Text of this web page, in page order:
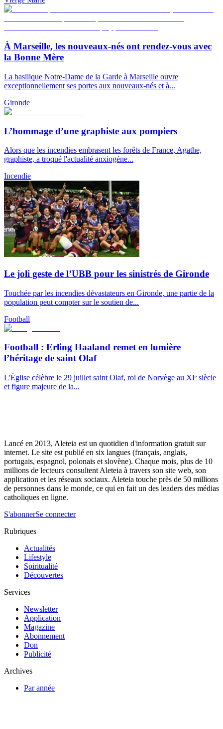
À Marseille, les nouveaux-nés ont rendez-vous avec
la Bonne Mère
La basilique Notre-Dame de la Garde à Marseille ouvre
exceptionnellement ses portes aux nouveaux-nés et à...
Gironde
L’hommage d’une graphiste aux pompiers
Alors que les incendies embrasent les forêts de France, Agathe,
graphiste, a troqué l'actualité anxiogène...
Incendie
Le joli geste de l’UBB pour les sinistrés de Gironde
Touchée par les incendies dévastateurs en Gironde, une partie de la
population peut compter sur le soutien de...
Football
Football : Erling Haaland remet en lumière
l’héritage de saint Olaf
L'Église célèbre le 29 juillet saint Olaf, roi de Norvège au XIᵉ siècle
et figure majeure de la...
Lancé en 2013, Aleteia est un quotidien d'information gratuit sur
internet. Le site est publié en six langues (français, anglais,
portugais, espagnol, polonais et slovène). Chaque mois, plus de 10
millions de lecteurs consultent Aleteia à travers son site web, son
application et les réseaux sociaux. Aleteia touche près de 50 millions
de personnes dans le monde, ce qui en fait un des leaders des médias
catholiques en ligne.
S'abonnerSe connecter
Rubriques
Actualités
Lifestyle
Spiritualité
Découvertes
Services
Newsletter
Application
Magazine
Abonnement
Don
Publicité
Archives
Par année